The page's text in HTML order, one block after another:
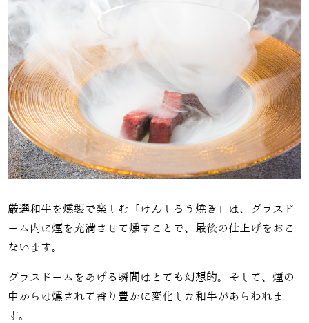
厳選和牛を燻製で楽しむ「けんしろう焼き」は、グラスド
ーム内に煙を充満させて燻すことで、最後の仕上げをおこ
ないます。
グラスドームをあげる瞬間はとても幻想的。そして、煙の
中からは燻されて香り豊かに変化した和牛があらわれま
す。